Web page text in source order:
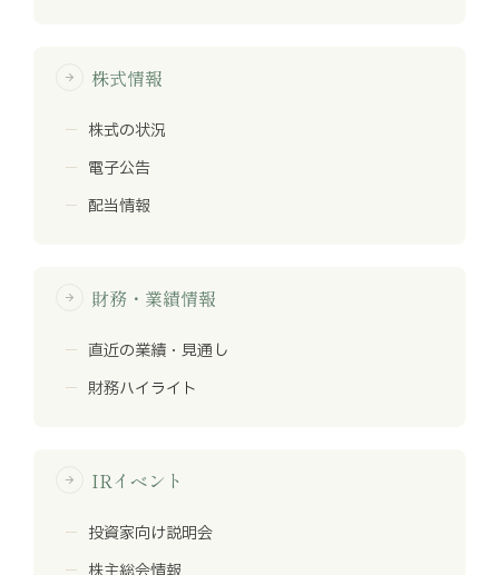
arrow_forward 株式情報
株式の状況
電子公告
配当情報
arrow_forward 財務・業績情報
直近の業績・見通し
財務ハイライト
arrow_forward IRイベント
投資家向け説明会